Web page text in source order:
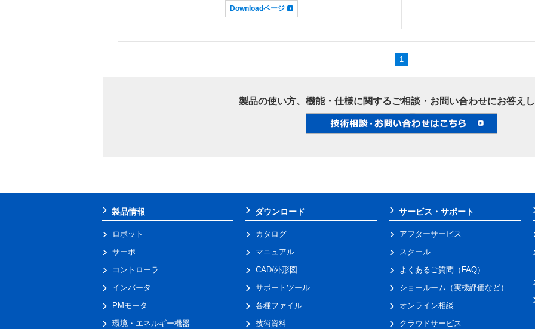
Downloadページ
1
製品の使い方、機能・仕様に関するご相談・お問い合わせにお答え
製品情報
ロボット
サーボ
コントローラ
インバータ
PMモータ
環境・エネルギー機器
ダウンロード
カタログ
マニュアル
CAD/外形図
サポートツール
各種ファイル
技術資料
サービス・サポート
アフターサービス
スクール
よくあるご質問（FAQ）
ショールーム（実機評価など）
オンライン相談
クラウドサービス